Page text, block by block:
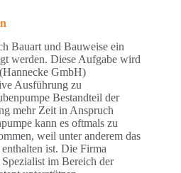
Bauart und Bauweise ein
werden. Diese Aufgabe wird
GmbH)
Ausführung zu
Bestandteil der
mehr Zeit in Anspruch
kann es oftmals zu
weil unter anderem das
ist. Die Firma
im Bereich der